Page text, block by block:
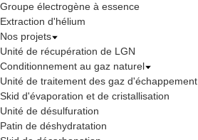
Groupe électrogène à essence
Extraction d'hélium
Nos projets
Unité de récupération de LGN
Conditionnement au gaz naturel
Unité de traitement des gaz d'échappement
Skid d'évaporation et de cristallisation
Unité de désulfuration
Patin de déshydratation